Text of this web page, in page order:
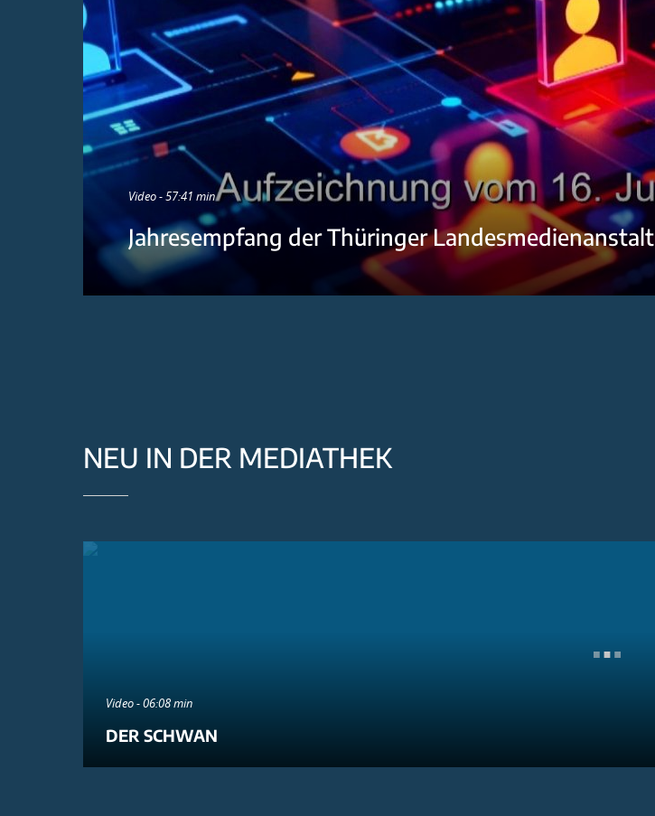
Video - 57:41 min
Jahresempfang der Thüringer Landesmedienanstalt
NEU IN DER MEDIATHEK
Video - 06:08 min
DER SCHWAN